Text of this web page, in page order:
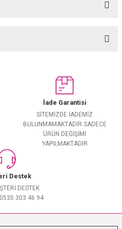
İade Garantisi
SİTEMİZDE İADEMİZ
BULUNMAMAKTADIR SADECE
ÜRÜN DEĞİŞİMİ
YAPILMAKTADIR
Destek
DESTEK
303 46 94